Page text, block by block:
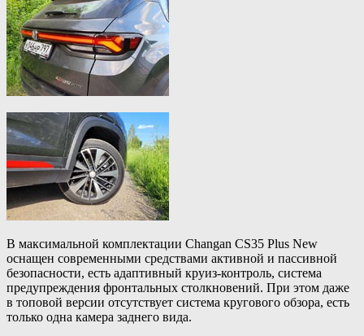
В максимальной комплектации Changan CS35 Plus New
оснащен современными средствами активной и пассивной
безопасности, есть адаптивный круиз-контроль, система
предупреждения фронтальных столкновений. При этом даже
в топовой версии отсутствует система кругового обзора, есть
только одна камера заднего вида.